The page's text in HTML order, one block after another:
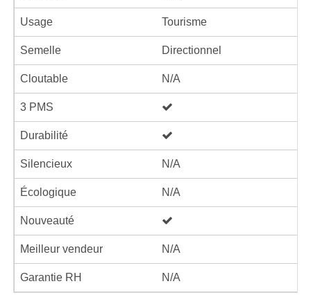
Usage Tourisme
Semelle Directionnel
Cloutable N/A
3 PMS
Durabilité
Silencieux N/A
Écologique N/A
Nouveauté
Meilleur vendeur N/A
Garantie RH N/A